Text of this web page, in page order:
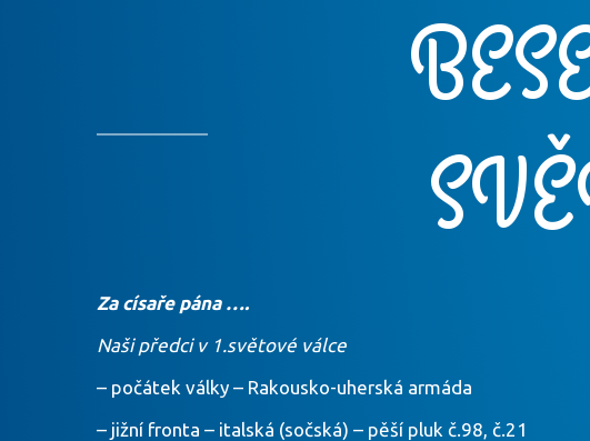
Za císaře pána ….
Naši předci v 1.světové válce
– počátek války – Rakousko-uherská armáda
– jižní fronta – italská (sočská) – pěší pluk č.98, č.21